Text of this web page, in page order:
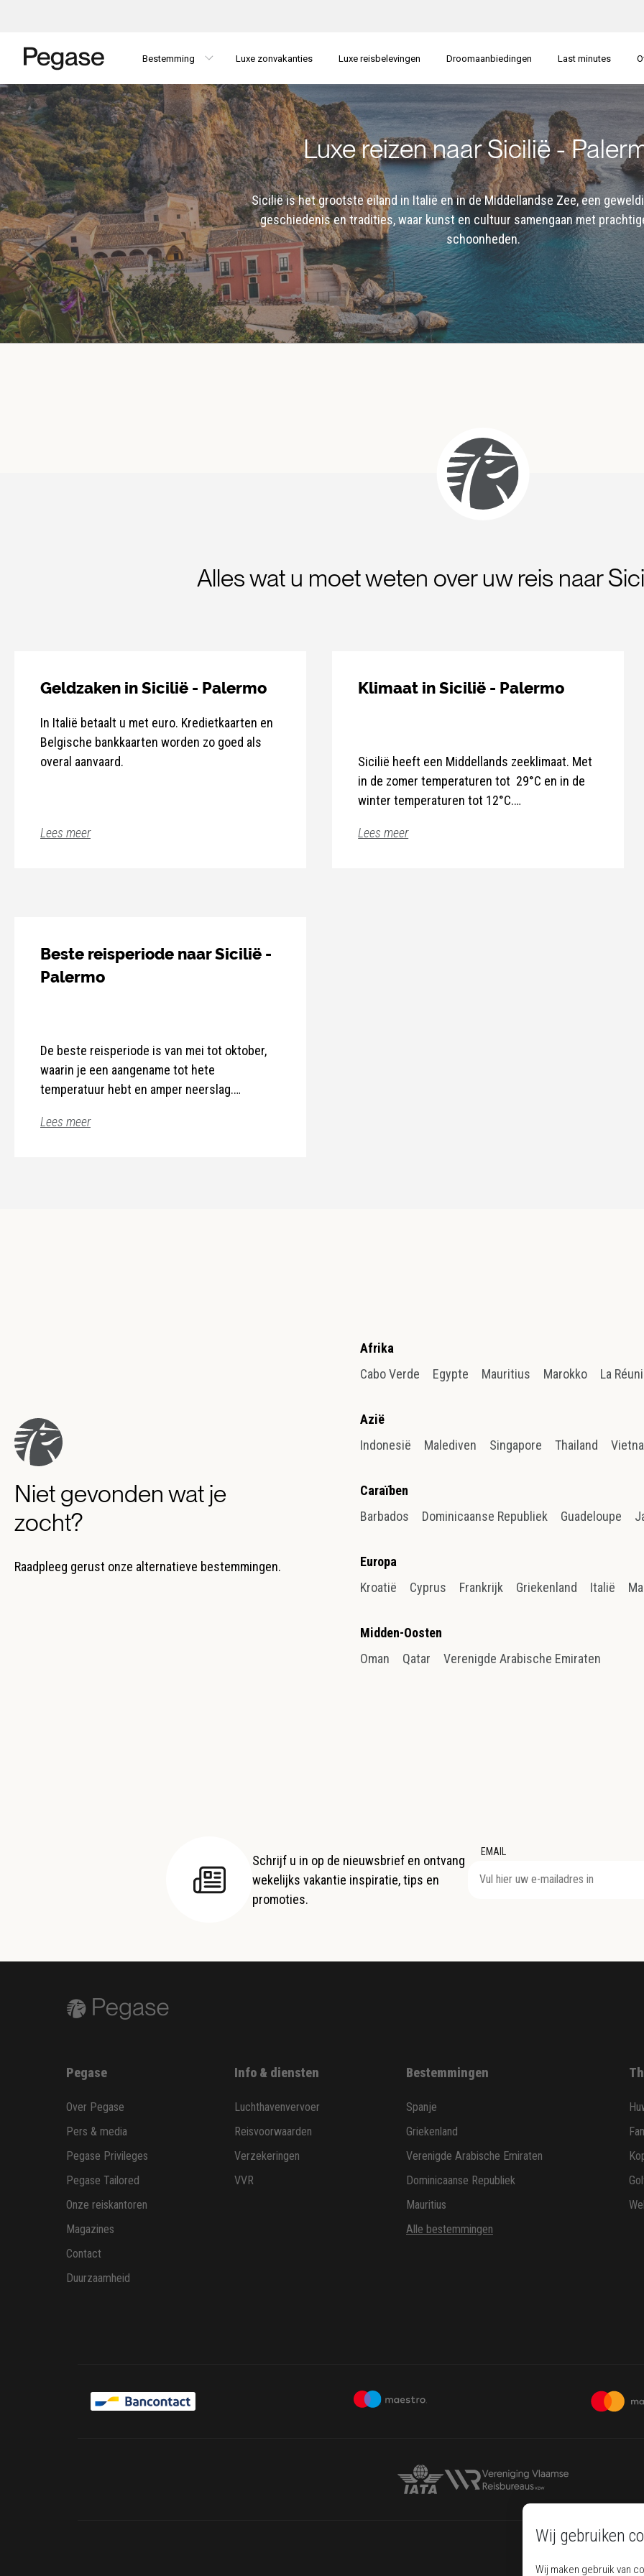
Wij gebruiken
Wij maken gebruik van
Bestemming Luxe zonvakanties Luxe reisbelevingen Droomaanbiedingen Last minutes
Luxe reizen naar Sicilië -
Sicilië is het grootste eiland in Italië en in de Middellandse Zee, een
geschiedenis en tradities, waar kunst en cultuur samengaan met
schoonheden.
Alles wat u moet weten over uw reis naar
Geldzaken in Sicilië - Palermo
In Italië betaalt u met euro. Kredietkaarten en
Belgische bankkaarten worden zo goed als
overal aanvaard.
Lees meer
Klimaat in Sicilië - Palermo
Sicilië heeft een Middellands zeeklimaat. Met
in de zomer temperaturen tot 29°C en in de
winter temperaturen tot 12°C.
Lees meer
Beste reisperiode naar Sicilië -
Palermo
De beste reisperiode is van mei tot oktober,
waarin je een aangename tot hete
temperatuur hebt en amper neerslag.
Lees meer
Niet gevonden wat je
zocht?
Raadpleeg gerust onze alternatieve bestemmingen.
Afrika
Cabo Verde
Egypte Mauritius Marokko La
Azië
Indonesië
Malediven Singapore Thailand
Caraïben
Barbados
Dominicaanse Republiek Guadeloupe
Europa
Kroatië
Cyprus Frankrijk Griekenland Italië
Midden-Oosten
Oman
Qatar Verenigde Arabische Emiraten
Schrijf u in op de nieuwsbrief en ontvang
wekelijks vakantie inspiratie, tips en
promoties.
EMAIL
Pegase
Over Pegase
Pers & media
Pegase Privileges
Pegase Tailored
Onze reiskantoren
Magazines
Contact
Duurzaamheid
Info & diensten
Luchthavenvervoer
Reisvoorwaarden
Verzekeringen
VVR
Bestemmingen
Spanje
Griekenland
Verenigde Arabische Emiraten
Dominicaanse Republiek
Mauritius
Alle bestemmingen